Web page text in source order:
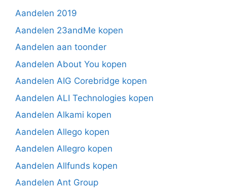
Aandelen 2019
Aandelen 23andMe kopen
Aandelen aan toonder
Aandelen About You kopen
Aandelen AIG Corebridge kopen
Aandelen ALI Technologies kopen
Aandelen Alkami kopen
Aandelen Allego kopen
Aandelen Allegro kopen
Aandelen Allfunds kopen
Aandelen Ant Group